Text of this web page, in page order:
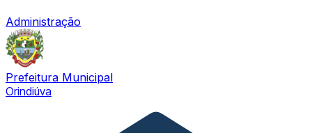
Administração
Prefeitura Municipal
Orindiúva